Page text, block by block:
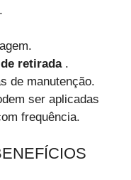
.
retirada.
de manutenção.
ser aplicadas
frequência.